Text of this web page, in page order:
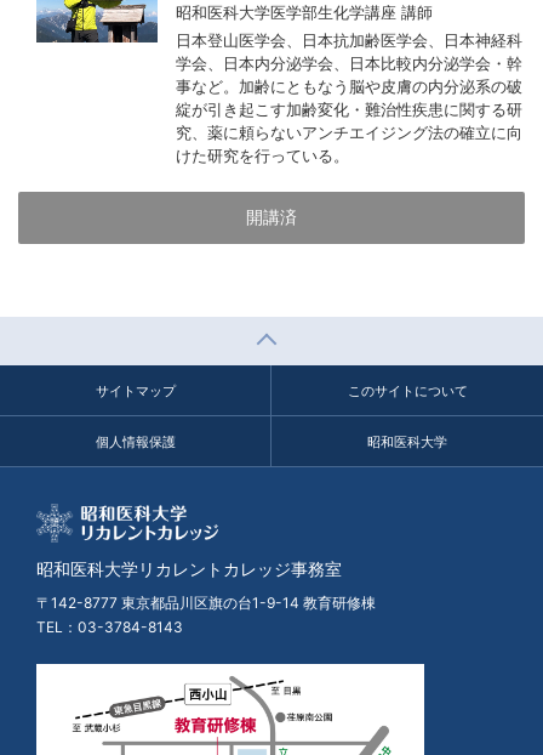
昭和医科大学医学部生化学講座 講師
日本登山医学会、日本抗加齢医学会、日本神経科
学会、日本内分泌学会、日本比較内分泌学会・幹
事など。加齢にともなう脳や皮膚の内分泌系の破
綻が引き起こす加齢変化・難治性疾患に関する研
究、薬に頼らないアンチエイジング法の確立に向
けた研究を行っている。
開講済
サイトマップ このサイトについて
個人情報保護 昭和医科大学
昭和医科大学リカレントカレッジ事務室
〒142-8777 東京都品川区旗の台1-9-14 教育研修棟
TEL： 03-3784-8143